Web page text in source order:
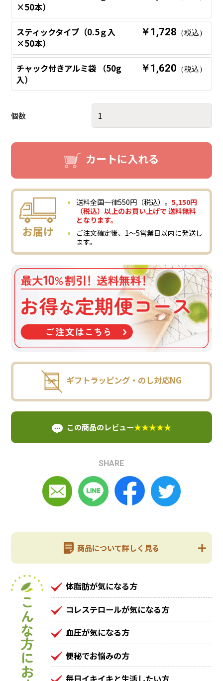
×50本）
スティックタイプ（0.5ｇ入
×50本）
￥1,728 （税込）
チャック付きアルミ袋 （50g
入）
￥1,620 （税込）
個数
カートに入れる
お届け
送料全国一律550円（税込）。 5,150円
（税込）以上のお買い上げで 送料無料
となります。
ご注文確定後、1～5営業日以内に発送し
ます。
ギフトラッピング・のし対応NG
この商品のレビュー★★★★★
SHARE
商品について詳しく見る
体脂肪が気になる方
コレステロールが気になる方
血圧が気になる方
便秘でお悩みの方
毎日イキイキと生活したい方